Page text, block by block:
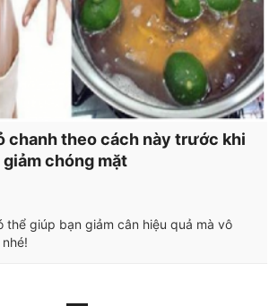
chanh theo cách này trước khi
chóng mặt
thể giúp bạn giảm cân hiệu quả mà vô